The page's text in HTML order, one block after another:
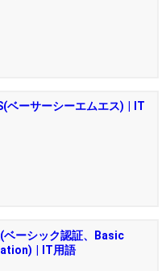
ベーサーシーエムエス) | IT
ベーシック認証、Basic
| IT用語